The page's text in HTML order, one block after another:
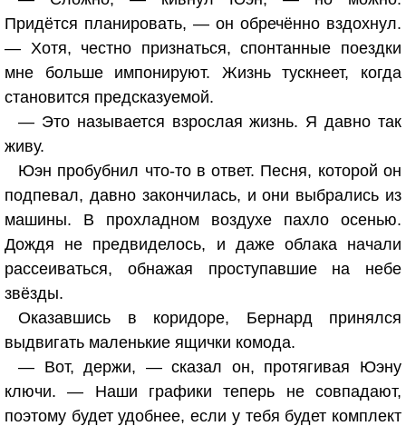
Придётся планировать, — он обречённо вздохнул.
— Хотя, честно признаться, спонтанные поездки
мне больше импонируют. Жизнь тускнеет, когда
становится предсказуемой.
— Это называется взрослая жизнь. Я давно так
живу.
Юэн пробубнил что-то в ответ. Песня, которой он
подпевал, давно закончилась, и они выбрались из
машины. В прохладном воздухе пахло осенью.
Дождя не предвиделось, и даже облака начали
рассеиваться, обнажая проступавшие на небе
звёзды.
Оказавшись в коридоре, Бернард принялся
выдвигать маленькие ящички комода.
— Вот, держи, — сказал он, протягивая Юэну
ключи. — Наши графики теперь не совпадают,
поэтому будет удобнее, если у тебя будет комплект